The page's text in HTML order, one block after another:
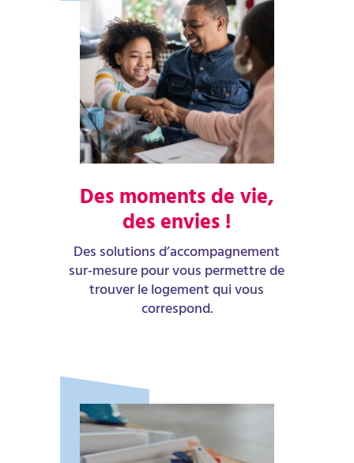
Des moments de vie,
des envies !
Des solutions d’accompagnement
sur-mesure pour vous permettre de
trouver le logement qui vous
correspond.